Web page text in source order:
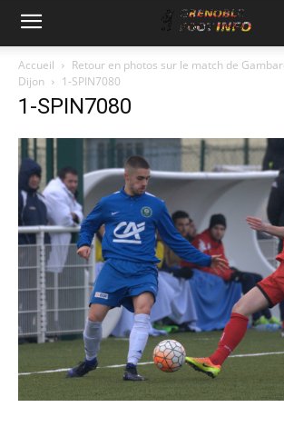
Accueil
Retour en photos sur le match de
Dijon
1-SPIN7080
1-SPIN7080